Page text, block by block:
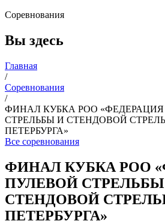
Соревнования
Вы здесь
Главная
/
Соревнования
/
ФИНАЛ КУБКА РОО
СТРЕЛЬБЫ И СТЕНДОВОЙ
ПЕТЕРБУРГА»
Все соревнования
ФИНАЛ КУБКА РОО
ПУЛЕВОЙ
СТЕНДОВОЙ
ПЕТЕРБУРГА»